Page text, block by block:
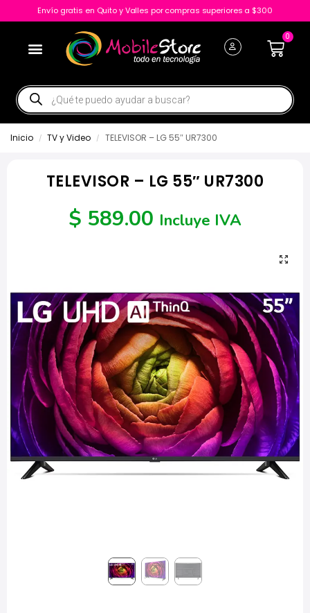
Envío gratis en Quito y Valles por compras superiores a $300
0
Inicio / TV y Video / TELEVISOR – LG 55″ UR7300
TELEVISOR – LG 55″ UR7300
$ 589.00 Incluye IVA